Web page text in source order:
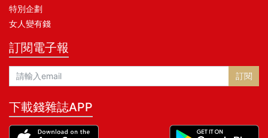
特別企劃
女人變有錢
訂閱電子報
訂閱
下載錢雜誌APP